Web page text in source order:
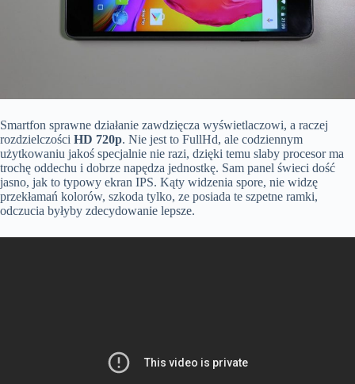
Smartfon sprawne działanie zawdzięcza wyświetlaczowi, a raczej
rozdzielczości HD 720p. Nie jest to FullHd, ale codziennym
użytkowaniu jakoś specjalnie nie razi, dzięki temu slaby procesor ma
trochę oddechu i dobrze napędza jednostkę. Sam panel świeci dość
jasno, jak to typowy ekran IPS. Kąty widzenia spore, nie widzę
przekłamań kolorów, szkoda tylko, ze posiada te szpetne ramki,
odczucia byłyby zdecydowanie lepsze.